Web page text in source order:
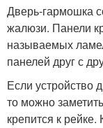
Дверь-гармошка
жалюзи. Панели
называемых
панелей друг с
Если устройство
то можно
крепится к